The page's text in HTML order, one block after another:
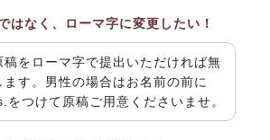
はなく、ローマ字に変更したい！
をローマ字で提出いただければ無
す。男性の場合はお名前の前に
つけて原稿ご用意くださいませ。